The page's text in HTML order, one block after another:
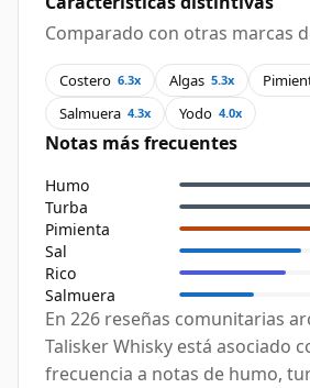
Comparado con otras marcas
Costero 6.3x Algas 5.3x
Salmuera 4.3x Yodo 4.0x
Notas más frecuentes
Humo
Turba
Pimienta
Sal
Rico
Salmuera
En 226 reseñas comunitarias
Talisker Whisky está asociado
frecuencia a notas de humo,